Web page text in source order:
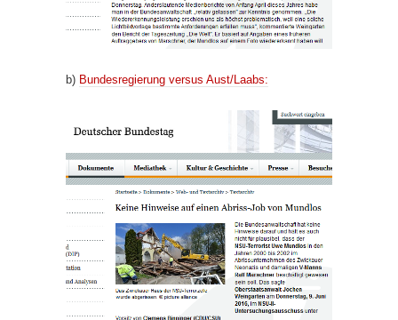
b) Bundesregierung versus Aust/Laabs: